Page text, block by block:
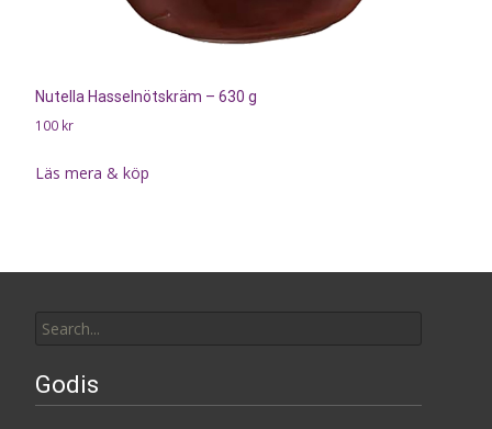
Nutella Hasselnötskräm – 630 g
100 kr
Läs mera & köp
for:
Godis